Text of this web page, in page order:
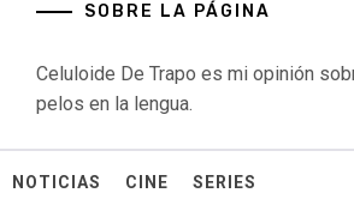
SOBRE LA PÁGINA
Celuloide De Trapo es mi opinión
pelos en la lengua.
NOTICIAS CINE SERIES